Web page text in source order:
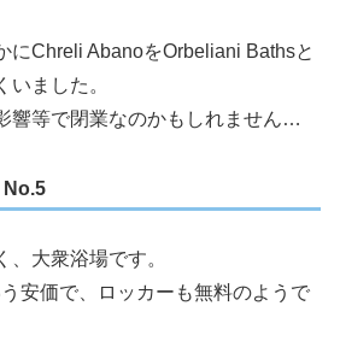
にChreli AbanoをOrbeliani Bathsと
いました。
響等で閉業なのかもしれません…
、大衆浴場です。
安価で、ロッカーも無料のようで